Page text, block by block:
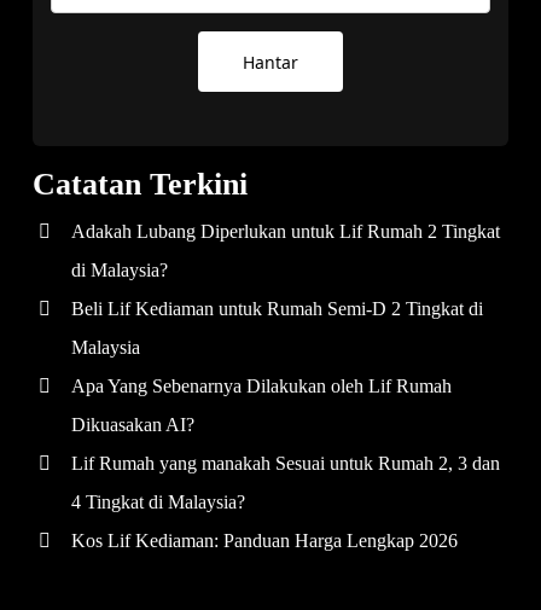
Hantar
Catatan Terkini
Adakah Lubang Diperlukan untuk Lif Rumah 2 Tingkat
di Malaysia?
Beli Lif Kediaman untuk Rumah Semi-D 2 Tingkat di
Malaysia
Apa Yang Sebenarnya Dilakukan oleh Lif Rumah
Dikuasakan AI?
Lif Rumah yang manakah Sesuai untuk Rumah 2, 3 dan
4 Tingkat di Malaysia?
Kos Lif Kediaman: Panduan Harga Lengkap 2026